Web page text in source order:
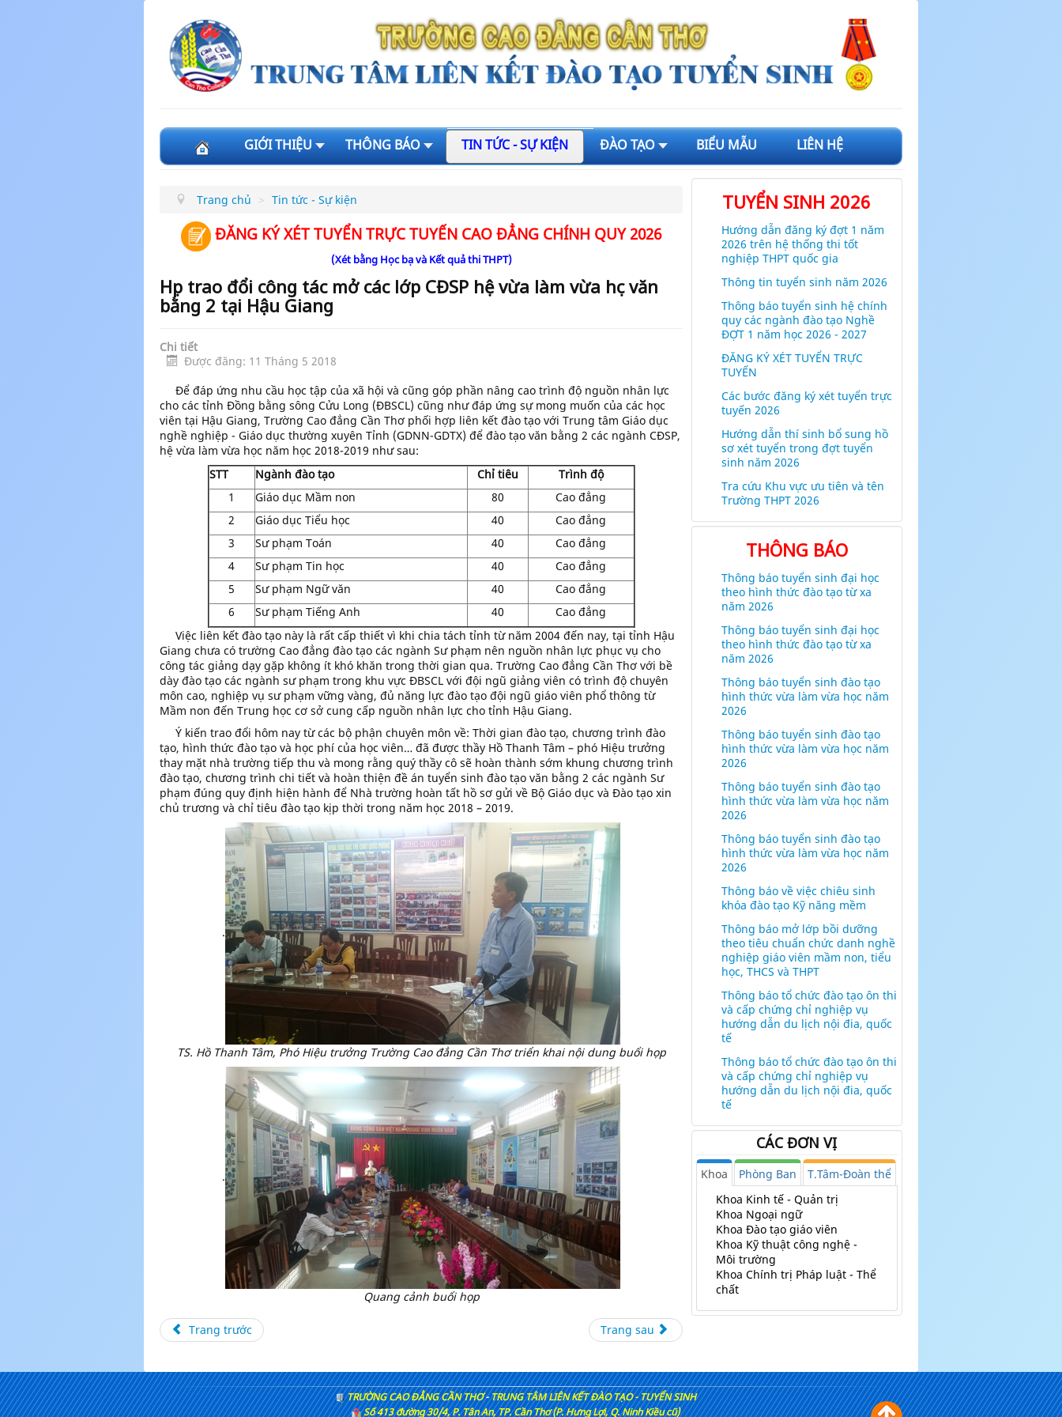
GIỚI THIỆU THÔNG BÁO TIN TỨC - SỰ KIỆN ĐÀO TẠO BIỂU MẪU LIÊN HỆ
Trang chủ > Tin tức - Sự kiện
ĐĂNG KÝ XÉT TUYỂN TRỰC TUYẾN CAO ĐẲNG CHÍNH QUY 2026
(Xét bằng Học bạ và Kết quả thi THPT)
Họp trao đổi công tác mở các lớp CĐSP hệ vừa làm vừa học văn
bằng 2 tại Hậu Giang
Chi tiết
Được đăng: 11 Tháng 5 2018
Để đáp ứng nhu cầu học tập của xã hội và cũng góp phần nâng cao trình độ nguồn nhân lực
cho các tỉnh Đồng bằng sông Cửu Long (ĐBSCL) cũng như đáp ứng sự mong muốn của các học
viên tại Hậu Giang, Trường Cao đẳng Cần Thơ phối hợp liên kết đào tạo với Trung tâm Giáo dục
nghề nghiệp - Giáo dục thường xuyên Tỉnh (GDNN-GDTX) để đào tạo văn bằng 2 các ngành CĐSP,
hệ vừa làm vừa học năm học 2018-2019 như sau:
STT
Ngành đào tạo Chỉ tiêu
Trình độ
1
Giáo dục Mầm non 80
Cao đẳng
2
Giáo dục Tiểu học 40
Cao đẳng
3
Sư phạm Toán 40
Cao đẳng
4
Sư phạm Tin học 40
Cao đẳng
5
Sư phạm Ngữ văn 40
Cao đẳng
6
Sư phạm Tiếng Anh 40
Cao đẳng
Việc liên kết đào tạo này là rất cấp thiết vì khi chia tách tỉnh từ năm 2004 đến nay, tại tỉnh Hậu
Giang chưa có trường Cao đẳng đào tạo các ngành Sư phạm nên nguồn nhân lực phục vụ cho
công tác giảng dạy gặp không ít khó khăn trong thời gian qua. Trường Cao đẳng Cần Thơ với bề
dày đào tạo các ngành sư phạm trong khu vực ĐBSCL với đội ngũ giảng viên có trình độ chuyên
môn cao, nghiệp vụ sư phạm vững vàng, đủ năng lực đào tạo đội ngũ giáo viên phổ thông từ
Mầm non đến Trung học cơ sở cung cấp nguồn nhân lực cho tỉnh Hậu Giang.
Ý kiến trao đổi hôm nay từ các bộ phận chuyên môn về: Thời gian đào tạo, chương trình đào
tạo, hình thức đào tạo và học phí của học viên… đã được thầy Hồ Thanh Tâm – phó Hiệu trưởng
thay mặt nhà trường tiếp thu và mong rằng quý thầy cô sẽ hoàn thành sớm khung chương trình
đào tạo, chương trình chi tiết và hoàn thiện đề án tuyển sinh đào tạo văn bằng 2 các ngành Sư
phạm đúng quy định hiện hành để Nhà trường hoàn tất hồ sơ gửi về Bộ Giáo dục và Đào tạo xin
chủ trương và chỉ tiêu đào tạo kịp thời trong năm học 2018 – 2019.
.
TS. Hồ Thanh Tâm, Phó Hiệu trưởng Trường Cao đẳng Cần Thơ triển khai nội dung buổi họp
.
Quang cảnh buổi họp
Trang trước Trang sau
TUYỂN SINH 2026
Hướng dẫn đăng ký đợt 1 năm
2026 trên hệ thống thi tốt
nghiệp THPT quốc gia
Thông tin tuyển sinh năm 2026
Thông báo tuyển sinh hệ chính
quy các ngành đào tạo Nghề
ĐỢT 1 năm học 2026 - 2027
ĐĂNG KÝ XÉT TUYỂN TRỰC
TUYẾN
Các bước đăng ký xét tuyển trực
tuyến 2026
Hướng dẫn thí sinh bổ sung hồ
sơ xét tuyển trong đợt tuyển
sinh năm 2026
Tra cứu Khu vực ưu tiên và tên
Trường THPT 2026
THÔNG BÁO
Thông báo tuyển sinh đại học
theo hình thức đào tạo từ xa
năm 2026
Thông báo tuyển sinh đại học
theo hình thức đào tạo từ xa
năm 2026
Thông báo tuyển sinh đào tạo
hình thức vừa làm vừa học năm
2026
Thông báo tuyển sinh đào tạo
hình thức vừa làm vừa học năm
2026
Thông báo tuyển sinh đào tạo
hình thức vừa làm vừa học năm
2026
Thông báo tuyển sinh đào tạo
hình thức vừa làm vừa học năm
2026
Thông báo về việc chiêu sinh
khóa đào tạo Kỹ năng mềm
Thông báo mở lớp bồi dưỡng
theo tiêu chuẩn chức danh nghề
nghiệp giáo viên mầm non, tiểu
học, THCS và THPT
Thông báo tổ chức đào tạo ôn thi
và cấp chứng chỉ nghiệp vụ
hướng dẫn du lịch nội đia, quốc
tế
Thông báo tổ chức đào tạo ôn thi
và cấp chứng chỉ nghiệp vụ
hướng dẫn du lịch nội đia, quốc
tế
CÁC ĐƠN VỊ
Khoa Phòng Ban
T.Tâm-Đoàn thể
Khoa Kinh tế - Quản trị
Khoa Ngoại ngữ
Khoa Đào tạo giáo viên
Khoa Kỹ thuật công nghệ -
Môi trường
Khoa Chính trị Pháp luật - Thể
chất
TRƯỜNG CAO ĐẲNG CẦN THƠ-TRUNG TÂM LIÊN KẾT ĐÀO TẠO - TUYỂN SINH
Số 413 đường 30/4, P. Tân An, TP. Cần Thơ (P. Hưng Lợi, Q. Ninh Kiều cũ)